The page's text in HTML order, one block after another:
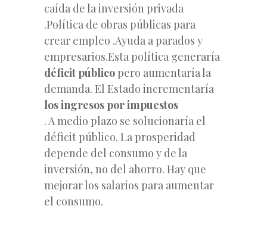
caída de la inversión privada
.Política de obras públicas para
crear empleo .Ayuda a parados y
empresarios.Esta política generaría
déficit público pero aumentaría la
demanda. El Estado incrementaría
los ingresos por impuestos
. A medio plazo se solucionaría el
déficit público. La prosperidad
depende del consumo y de la
inversión, no del ahorro. Hay que
mejorar los salarios para aumentar
el consumo.